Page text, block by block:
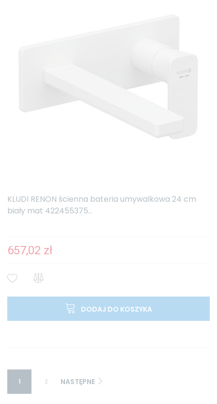
KLUDI RENON ścienna bateria umywalkowa 24 cm
biały mat 422455375...
657,02 zł
DODAJ DO KOSZYKA
1 2 NASTĘPNE